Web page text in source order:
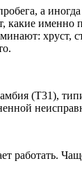
а
хруст,
(Т31),
работать.